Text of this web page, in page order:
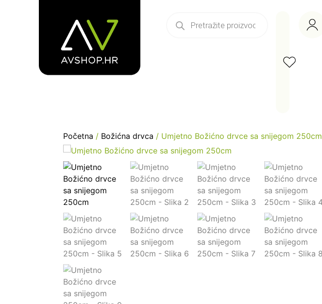
Početna / Božićna drvca / Umjetno Božićno drvce sa snijegom 250cm